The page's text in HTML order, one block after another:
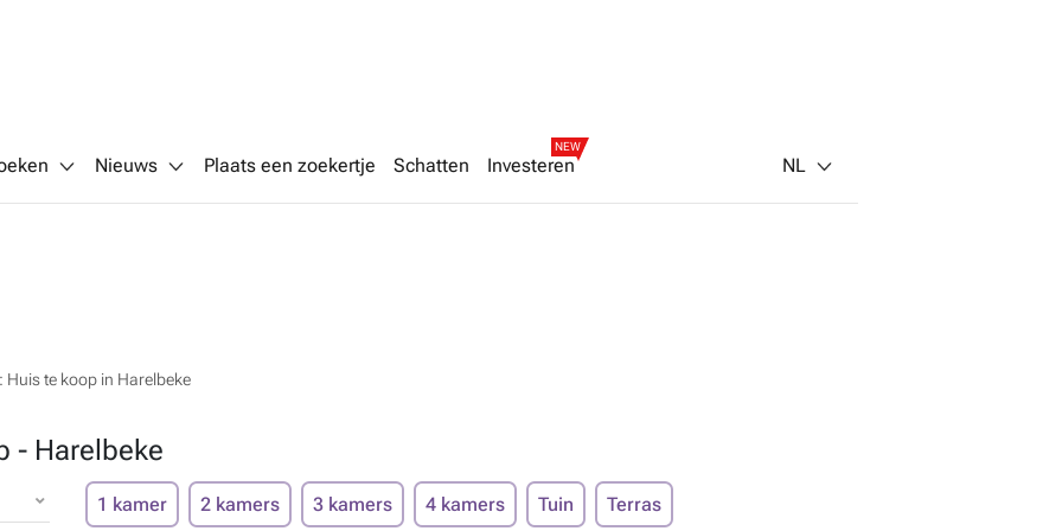
Nieuws Plaats een zoekertje Schatten Investeren
NEW
NL
Huis te koop in Harelbeke
- Harelbeke
1 kamer 2 kamers 3 kamers 4 kamers Tuin Terras